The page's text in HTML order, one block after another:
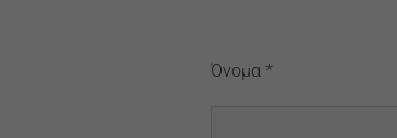
Όνομα *